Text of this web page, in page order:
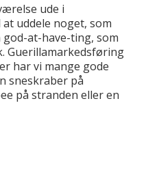
ude i
uddele noget, som
god-at-have-ting, som
Guerillamarkedsføring
har vi mange gode
sneskraber på
på stranden eller en